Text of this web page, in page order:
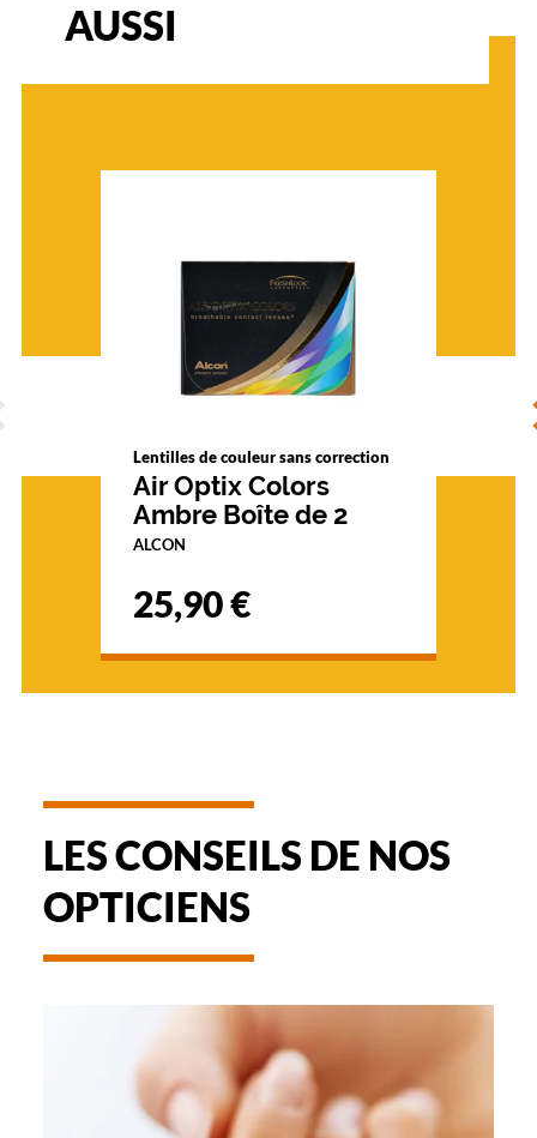
AUSSI
Lentilles de couleur sans correction
Air Optix Colors
Ambre Boîte de 2
ALCON
25,90 €
LES CONSEILS DE NOS
OPTICIENS
ENTRETIEN